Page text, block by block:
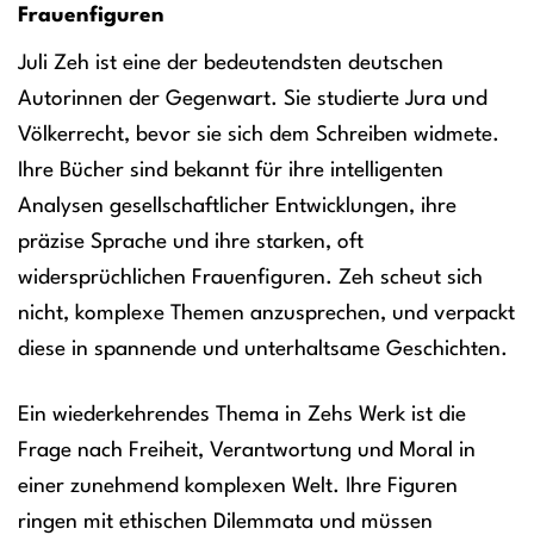
Frauenfiguren
Juli Zeh ist eine der bedeutendsten deutschen
Autorinnen der Gegenwart. Sie studierte Jura und
Völkerrecht, bevor sie sich dem Schreiben widmete.
Ihre Bücher sind bekannt für ihre intelligenten
Analysen gesellschaftlicher Entwicklungen, ihre
präzise Sprache und ihre starken, oft
widersprüchlichen Frauenfiguren. Zeh scheut sich
nicht, komplexe Themen anzusprechen, und verpackt
diese in spannende und unterhaltsame Geschichten.
Ein wiederkehrendes Thema in Zehs Werk ist die
Frage nach Freiheit, Verantwortung und Moral in
einer zunehmend komplexen Welt. Ihre Figuren
ringen mit ethischen Dilemmata und müssen